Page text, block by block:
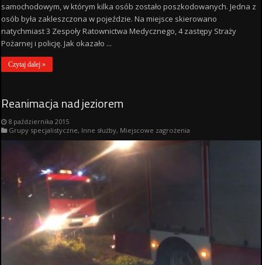
samochodowym, w którym kilka osób zostało poszkodowanych. Jedna z
osób była zakleszczona w pojeździe. Na miejsce skierowano
natychmiast 3 Zespoły Ratownictwa Medycznego, 4 zastępy Straży
Pożarnej i policję. Jak okazało ...
Czytaj dalej »
Reanimacja nad jeziorem
8 października 2015
Grupy specjalistyczne, Inne służby, Miejscowe zagrożenia